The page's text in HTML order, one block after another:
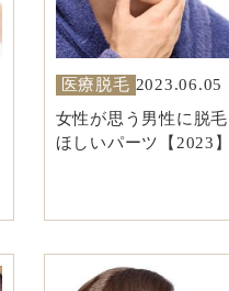
医療脱毛 2023.06.05
女性が思う男性に脱毛
ほしいパーツ【2023】